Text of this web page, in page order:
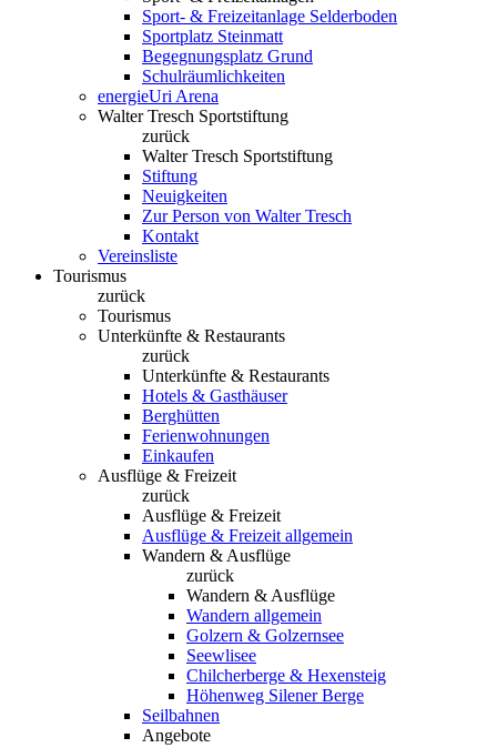
Sport- & Freizeitanlage Selderboden
Sportplatz Steinmatt
Begegnungsplatz Grund
Schulräumlichkeiten
energieUri Arena
Walter Tresch Sportstiftung
zurück
Walter Tresch Sportstiftung
Stiftung
Neuigkeiten
Zur Person von Walter Tresch
Kontakt
Vereinsliste
Tourismus
zurück
Tourismus
Unterkünfte & Restaurants
zurück
Unterkünfte & Restaurants
Hotels & Gasthäuser
Berghütten
Ferienwohnungen
Einkaufen
Ausflüge & Freizeit
zurück
Ausflüge & Freizeit
Ausflüge & Freizeit allgemein
Wandern & Ausflüge
zurück
Wandern & Ausflüge
Wandern allgemein
Golzern & Golzernsee
Seewlisee
Chilcherberge & Hexensteig
Höhenweg Silener Berge
Seilbahnen
Angebote